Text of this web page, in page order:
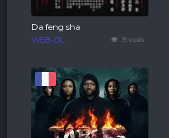
9 vues
Da feng sha
WEB-DL